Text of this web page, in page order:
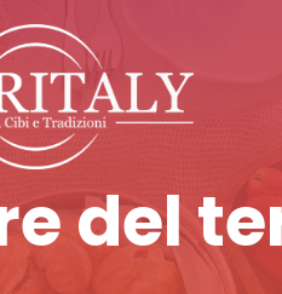
del